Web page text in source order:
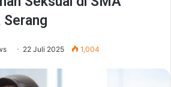
22 Juli 2025 1,004